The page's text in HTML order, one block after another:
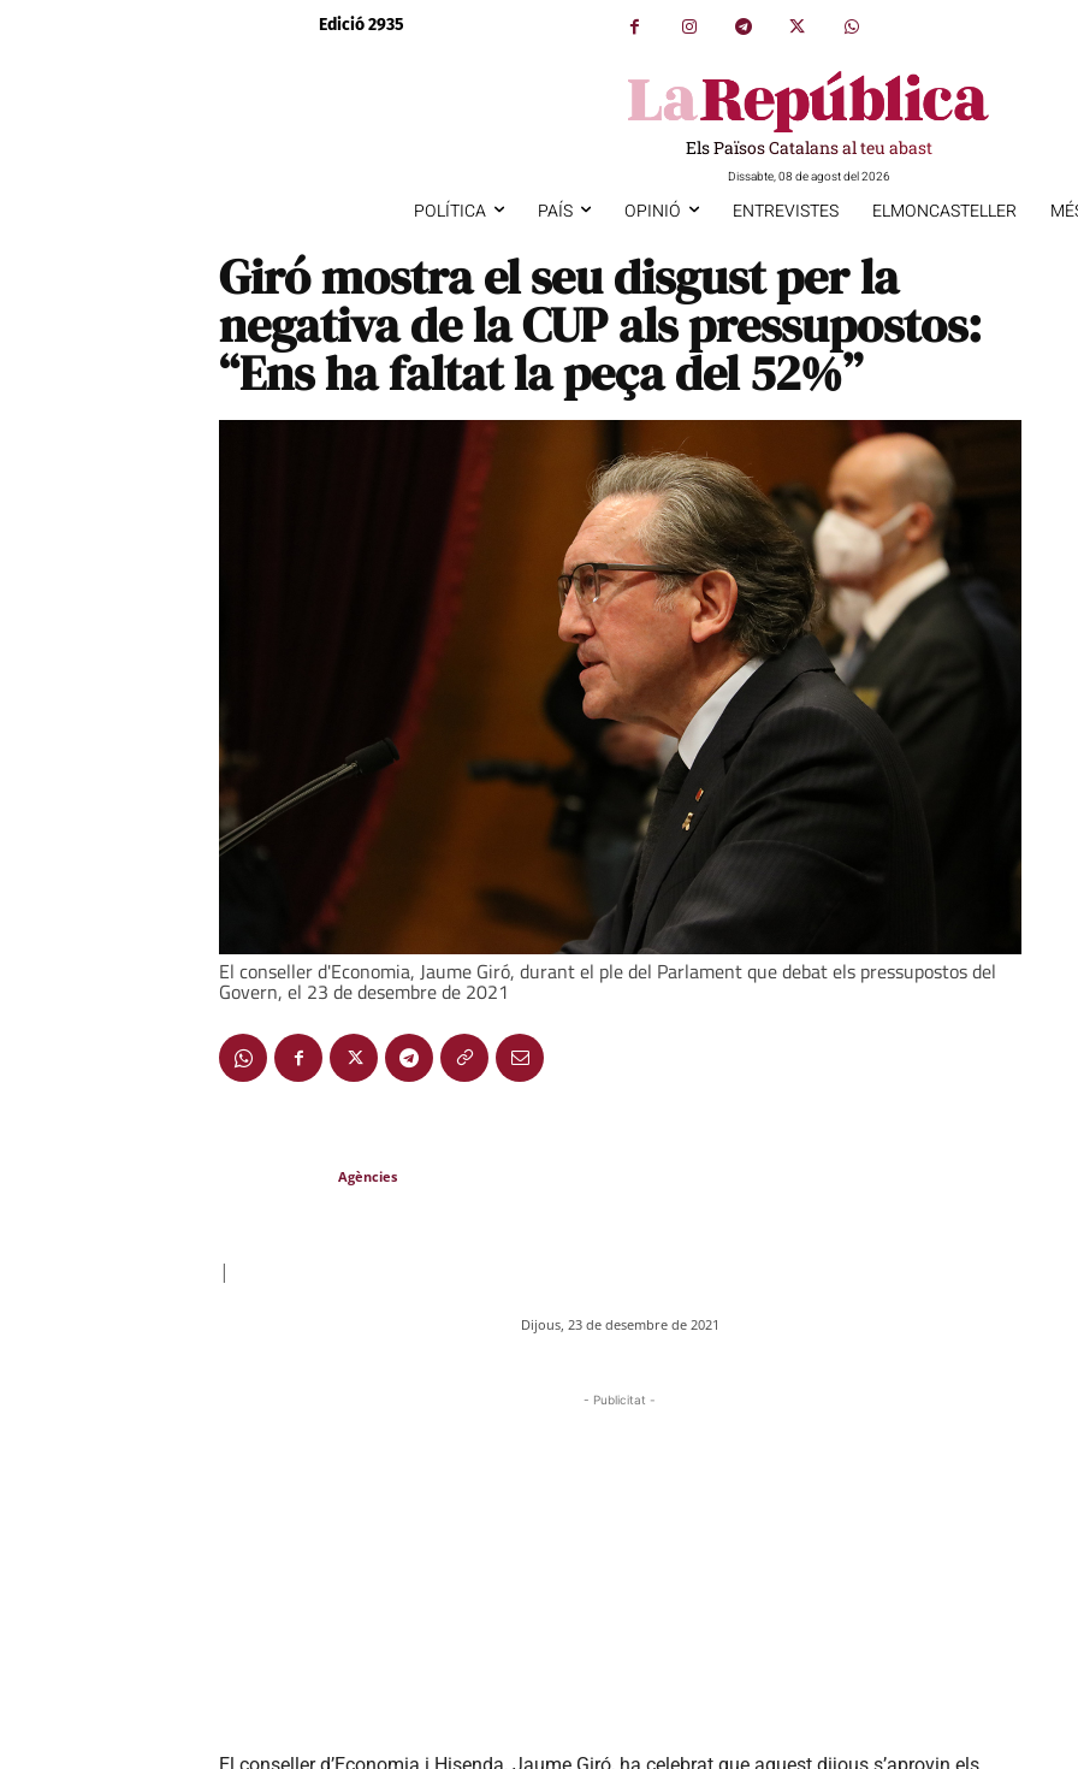
Edició 2935
Els Països Catalans al teu abast
Dissabte, 08 de agost del 2026
POLÍTICA PAÍS OPINIÓ ENTREVISTES ELMONCASTELLER
Giró mostra el seu disgust per la
negativa de la CUP als pressupostos:
“Ens ha faltat la peça del 52%”
El conseller d'Economia, Jaume Giró, durant el ple del Parlament que debat els pressupostos del
Govern, el 23 de desembre de 2021
Agències
|
Dijous, 23 de desembre de 2021
- Publicitat -